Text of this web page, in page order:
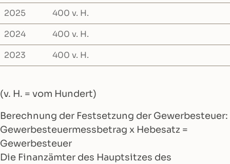
2025
400 v. H.
2024
400 v. H.
2023
400 v. H.
(v. H. = vom Hundert)
Berechnung der Festsetzung der Gewerbesteuer:
Gewerbesteuermessbetrag x Hebesatz =
Gewerbesteuer
Die Finanzämter des Hauptsitzes des